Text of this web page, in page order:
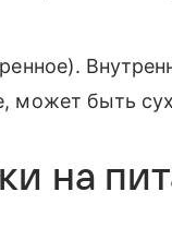
может быть
на